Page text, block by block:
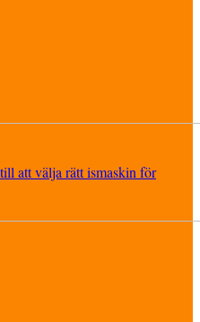
att välja rätt ismaskin för